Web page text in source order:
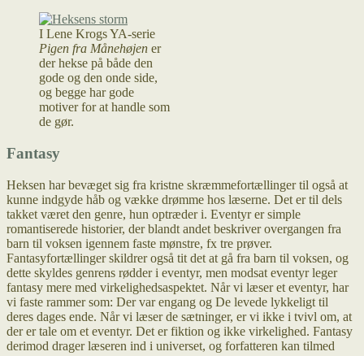
I Lene Krogs YA-serie
Pigen fra Månehøjen er
der hekse på både den
gode og den onde side,
og begge har gode
motiver for at handle som
de gør.
Fantasy
Heksen har bevæget sig fra kristne skræmmefortællinger til også at
kunne indgyde håb og vække drømme hos læserne. Det er til dels
takket været den genre, hun optræder i. Eventyr er simple
romantiserede historier, der blandt andet beskriver overgangen fra
barn til voksen igennem faste mønstre, fx tre prøver.
Fantasyfortællinger skildrer også tit det at gå fra barn til voksen, og
dette skyldes genrens rødder i eventyr, men modsat eventyr leger
fantasy mere med virkelighedsaspektet. Når vi læser et eventyr, har
vi faste rammer som: Der var engang og De levede lykkeligt til
deres dages ende. Når vi læser de sætninger, er vi ikke i tvivl om, at
der er tale om et eventyr. Det er fiktion og ikke virkelighed. Fantasy
derimod drager læseren ind i universet, og forfatteren kan tilmed